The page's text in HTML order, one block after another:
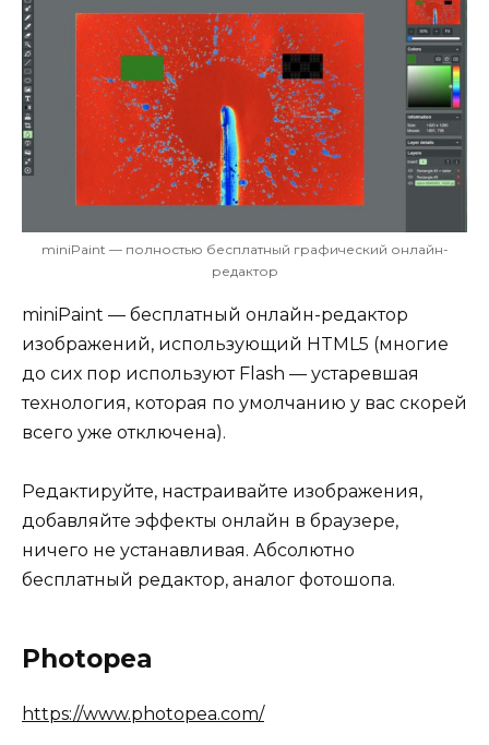
miniPaint — полностью бесплатный графический онлайн-
редактор
miniPaint — бесплатный онлайн-редактор
изображений, использующий HTML5 (многие
до сих пор используют Flash — устаревшая
технология, которая по умолчанию у вас скорей
всего уже отключена).
Редактируйте, настраивайте изображения,
добавляйте эффекты онлайн в браузере,
ничего не устанавливая. Абсолютно
бесплатный редактор, аналог фотошопа.
Photopea
https://www.photopea.com/